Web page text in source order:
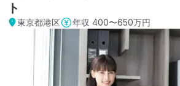
ト
東京都港区 年収 400〜650万円